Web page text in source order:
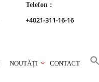
Telefon :
+4021-311-16-16
NOUTĂȚI CONTACT